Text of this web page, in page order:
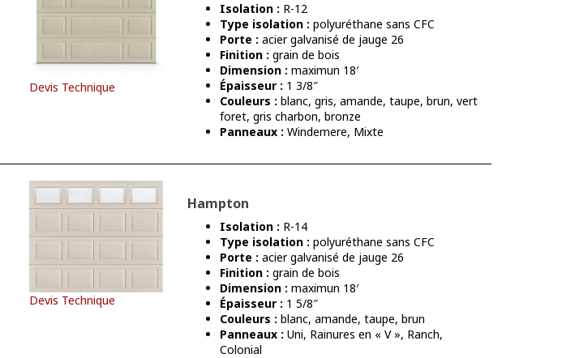
Devis Technique
Isolation : R-12
Type isolation : polyuréthane sans CFC
Porte : acier galvanisé de jauge 26
Finition : grain de bois
Dimension : maximun 18′
Épaisseur : 1 3/8″
Couleurs : blanc, gris, amande, taupe, brun, vert
foret, gris charbon, bronze
Panneaux : Windemere, Mixte
Devis Technique
Hampton
Isolation : R-14
Type isolation : polyuréthane sans CFC
Porte : acier galvanisé de jauge 26
Finition : grain de bois
Dimension : maximun 18′
Épaisseur : 1 5/8″
Couleurs : blanc, amande, taupe, brun
Panneaux : Uni, Rainures en « V », Ranch,
Colonial